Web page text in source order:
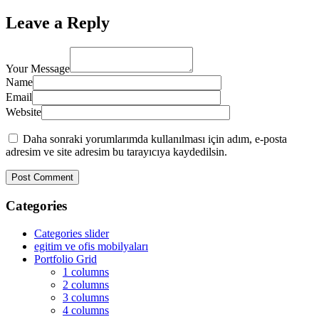
Leave a Reply
Your Message
Name
Email
Website
Daha sonraki yorumlarımda kullanılması için adım, e-posta
adresim ve site adresim bu tarayıcıya kaydedilsin.
Categories
Categories slider
egitim ve ofis mobilyaları
Portfolio Grid
1 columns
2 columns
3 columns
4 columns